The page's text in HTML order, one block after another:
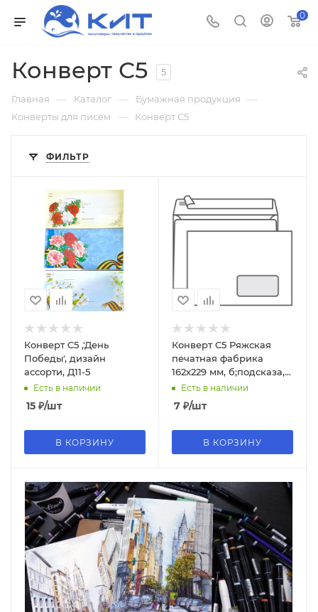
0
Конверт С5 5
Главная — Каталог — Бумажная продукция —
Конверты для писем — Конверт С5
ФИЛЬТР
Конверт C5 ,'День
Победы', дизайн
ассорти, Д11-5
Есть в наличии
15 ₽/шт
В КОРЗИНУ
Конверт C5 Ряжская
печатная фабрика
162х229 мм, б;подсказа, с
прав. окном, отр. лента
Есть в наличии
7 ₽/шт
В КОРЗИНУ